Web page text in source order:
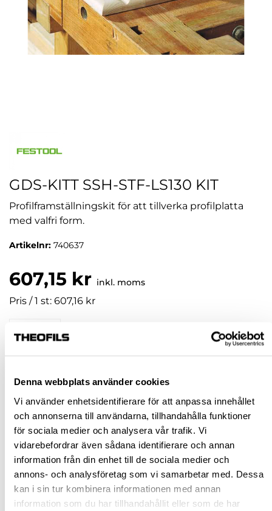
Denna webbplats använder cookies
Vi använder enhetsidentifierare för att anpassa innehållet
och annonserna till användarna, tillhandahålla funktioner
för sociala medier och analysera vår trafik. Vi
vidarebefordrar även sådana identifierare och annan
information från din enhet till de sociala medier och
annons- och analysföretag som vi samarbetar med. Dessa
kan i sin tur kombinera informationen med annan
information som du har tillhandahållit eller som de har
GDS-KITT SSH-STF-LS130 KIT
Profilframställningskit för att tillverka profilplatta
med valfri form.
Artikelnr: 740637
607,15 kr inkl. moms
Pris / 1 st: 607,16 kr
st
Jönköping huvudlager Beställningsvara
Jönköping butik Slut i lager
Malmö butik Slut i lager
Stockholm butik Slut i lager
Snabba leveranser
Hämta i butik